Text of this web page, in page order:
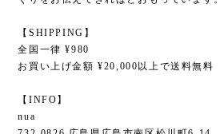
【SHIPPING】
全国一律 ¥980
お買い上げ金額 ¥20,000以上で送料無料
【INFO】
nua